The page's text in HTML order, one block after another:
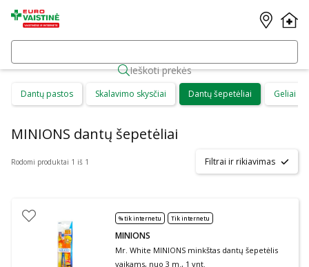
Ieškoti prekės
Dantų pastos Skalavimo skysčiai Dantų šepetėliai Geliai
MINIONS dantų šepetėliai
Rodomi produktai 1 iš 1 Filtrai ir rikiavimas
% tik internetu Tik internetu
MINIONS
Mr. White MINIONS minkštas dantų šepetėlis
vaikams, nuo 3 m., 1 vnt.